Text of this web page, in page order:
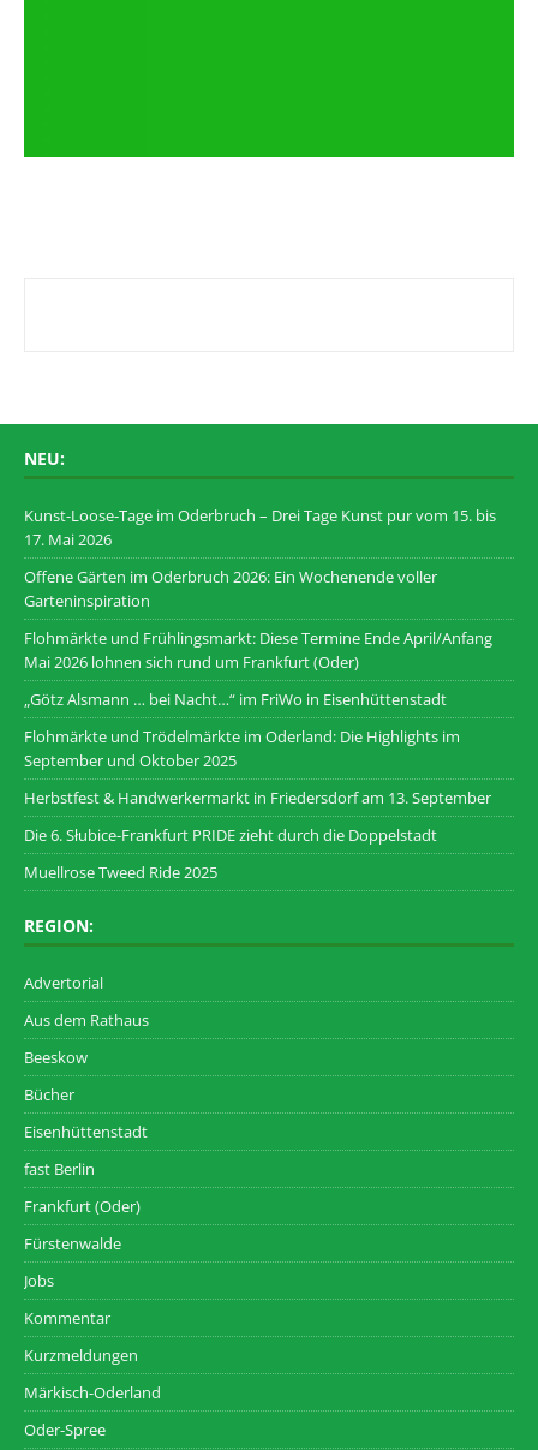
NEU:
Kunst-Loose-Tage im Oderbruch – Drei Tage Kunst pur vom 15. bis
17. Mai 2026
Offene Gärten im Oderbruch 2026: Ein Wochenende voller
Garteninspiration
Flohmärkte und Frühlingsmarkt: Diese Termine Ende April/Anfang
Mai 2026 lohnen sich rund um Frankfurt (Oder)
„Götz Alsmann … bei Nacht…“ im FriWo in Eisenhüttenstadt
Flohmärkte und Trödelmärkte im Oderland: Die Highlights im
September und Oktober 2025
Herbstfest & Handwerkermarkt in Friedersdorf am 13. September
Die 6. Słubice-Frankfurt PRIDE zieht durch die Doppelstadt
Muellrose Tweed Ride 2025
REGION:
Advertorial
Aus dem Rathaus
Beeskow
Bücher
Eisenhüttenstadt
fast Berlin
Frankfurt (Oder)
Fürstenwalde
Jobs
Kommentar
Kurzmeldungen
Märkisch-Oderland
Oder-Spree